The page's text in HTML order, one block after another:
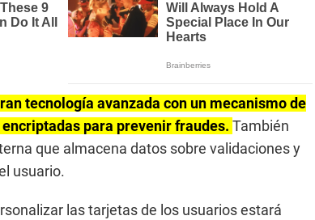
tecnología avanzada con un mecanismo de
para prevenir fraudes. También
que almacena datos sobre validaciones y
usuario.
las tarjetas de los usuarios estará